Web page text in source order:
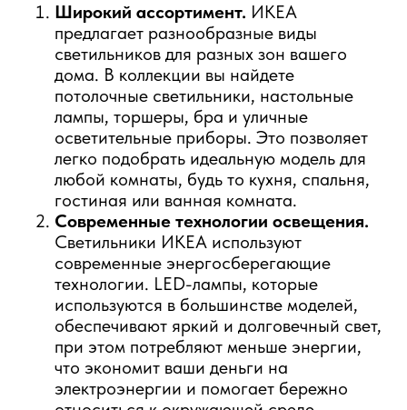
Широкий ассортимент. ИКЕА
предлагает разнообразные виды
светильников для разных зон вашего
дома. В коллекции вы найдете
потолочные светильники, настольные
лампы, торшеры, бра и уличные
осветительные приборы. Это позволяет
легко подобрать идеальную модель для
любой комнаты, будь то кухня, спальня,
гостиная или ванная комната.
Современные технологии освещения.
Светильники ИКЕА используют
современные энергосберегающие
технологии. LED-лампы, которые
используются в большинстве моделей,
обеспечивают яркий и долговечный свет,
при этом потребляют меньше энергии,
что экономит ваши деньги на
электроэнергии и помогает бережно